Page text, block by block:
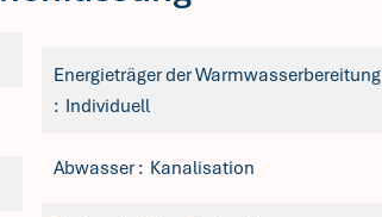
Energieträger der Warmwasserbereitung
Individuell
Abwasser Kanalisation